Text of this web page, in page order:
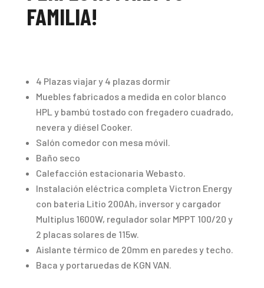
FAMILIA!
4 Plazas viajar y 4 plazas dormir
Muebles fabricados a medida en color blanco
HPL y bambú tostado con fregadero cuadrado,
nevera y diésel Cooker.
Salón comedor con mesa móvil.
Baño seco
Calefacción estacionaria Webasto.
Instalación eléctrica completa Victron Energy
con bateria Litio 200Ah, inversor y cargador
Multiplus 1600W, regulador solar MPPT 100/20 y
2 placas solares de 115w.
Aislante térmico de 20mm en paredes y techo.
Baca y portaruedas de KGN VAN.